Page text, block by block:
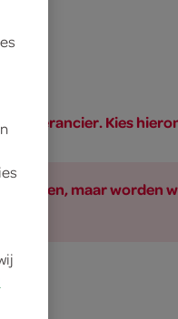
leverancier. Kies
maar worden